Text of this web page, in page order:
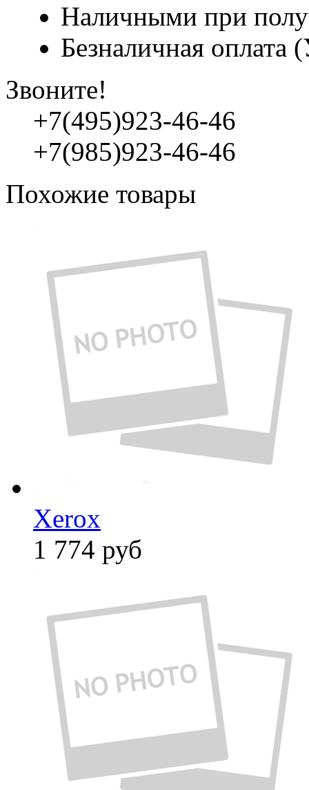
Наличными при
Безналичная
Звоните!
+7(495)923-46-46
+7(985)923-46-46
Похожие товары
Xerox
1 774 руб